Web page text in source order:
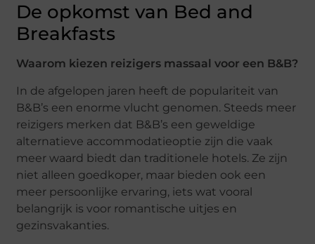
De opkomst van Bed and
Breakfasts
Waarom kiezen reizigers massaal voor een B&B?
In de afgelopen jaren heeft de populariteit van
B&B’s een enorme vlucht genomen. Steeds meer
reizigers merken dat B&B’s een geweldige
alternatieve accommodatieoptie zijn die vaak
meer waard biedt dan traditionele hotels. Ze zijn
niet alleen goedkoper, maar bieden ook een
meer persoonlijke ervaring, iets wat vooral
belangrijk is voor romantische uitjes en
gezinsvakanties.